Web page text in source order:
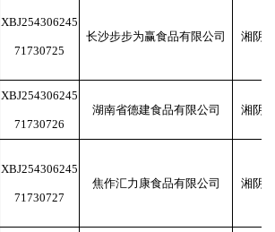
XBJ254306245
71730725
长沙步步为赢食品有限公司 湘阴
XBJ254306245
71730726
湖南省德建食品有限公司 湘阴
XBJ254306245
71730727
焦作汇力康食品有限公司 湘阴